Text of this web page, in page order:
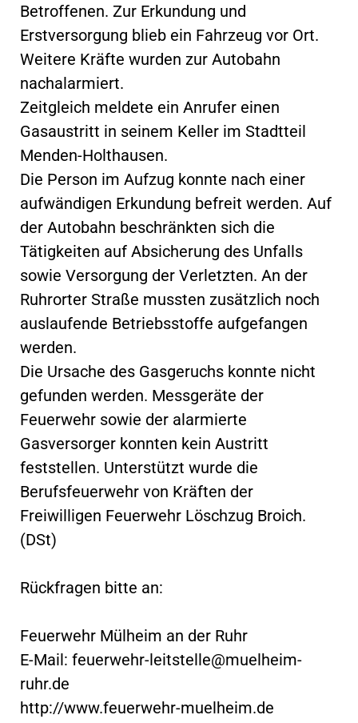
Betroffenen. Zur Erkundung und
Erstversorgung blieb ein Fahrzeug vor Ort.
Weitere Kräfte wurden zur Autobahn
nachalarmiert.
Zeitgleich meldete ein Anrufer einen
Gasaustritt in seinem Keller im Stadtteil
Menden-Holthausen.
Die Person im Aufzug konnte nach einer
aufwändigen Erkundung befreit werden. Auf
der Autobahn beschränkten sich die
Tätigkeiten auf Absicherung des Unfalls
sowie Versorgung der Verletzten. An der
Ruhrorter Straße mussten zusätzlich noch
auslaufende Betriebsstoffe aufgefangen
werden.
Die Ursache des Gasgeruchs konnte nicht
gefunden werden. Messgeräte der
Feuerwehr sowie der alarmierte
Gasversorger konnten kein Austritt
feststellen. Unterstützt wurde die
Berufsfeuerwehr von Kräften der
Freiwilligen Feuerwehr Löschzug Broich.
(DSt)
Rückfragen bitte an:
Feuerwehr Mülheim an der Ruhr
E-Mail: feuerwehr-leitstelle@muelheim-
ruhr.de
http://www.feuerwehr-muelheim.de